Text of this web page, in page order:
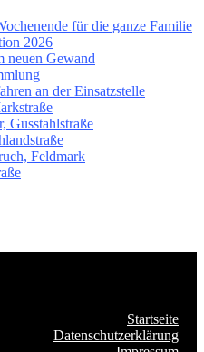
für die ganze Familie
2026
neuen Gewand
an der Einsatzstelle
Gusstahlstraße
Feldmark
Startseite
Datenschutzerklärung